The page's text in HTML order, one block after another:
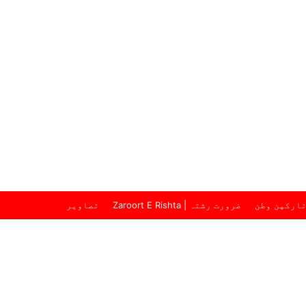
تارکین وطن ضرورت رشتہ | Zaroort E Rishta تصاویر